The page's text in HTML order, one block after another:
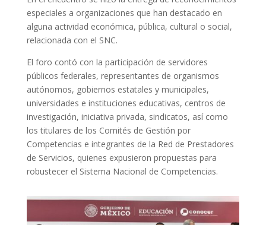
especiales a organizaciones que han destacado en
alguna actividad económica, pública, cultural o social,
relacionada con el SNC.
El foro contó con la participación de servidores
públicos federales, representantes de organismos
autónomos, gobiernos estatales y municipales,
universidades e instituciones educativas, centros de
investigación, iniciativa privada, sindicatos, así como
los titulares de los Comités de Gestión por
Competencias e integrantes de la Red de Prestadores
de Servicios, quienes expusieron propuestas para
robustecer el Sistema Nacional de Competencias.